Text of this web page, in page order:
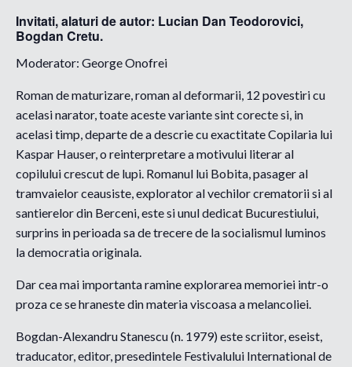
Invitati, alaturi de autor: Lucian Dan Teodorovici,
Bogdan Cretu.
Moderator: George Onofrei
Roman de maturizare, roman al deformarii, 12 povestiri cu
acelasi narator, toate aceste variante sint corecte si, in
acelasi timp, departe de a descrie cu exactitate Copilaria lui
Kaspar Hauser, o reinterpretare a motivului literar al
copilului crescut de lupi. Romanul lui Bobita, pasager al
tramvaielor ceausiste, explorator al vechilor crematorii si al
santierelor din Berceni, este si unul dedicat Bucurestiului,
surprins in perioada sa de trecere de la socialismul luminos
la democratia originala.
Dar cea mai importanta ramine explorarea memoriei intr-o
proza ce se hraneste din materia viscoasa a melancoliei.
Bogdan-Alexandru Stanescu (n. 1979) este scriitor, eseist,
traducator, editor, presedintele Festivalului International de